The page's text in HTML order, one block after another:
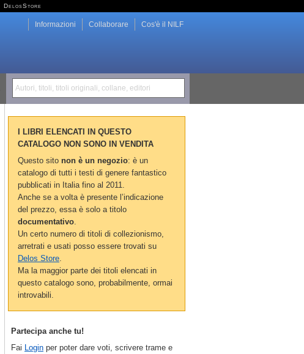
DelosStore
Autori, titoli, titoli originali, collane, editori
Cos'è il NILF
Collaborare
Informazioni
I LIBRI ELENCATI IN QUESTO
CATALOGO NON SONO IN VENDITA
Questo sito non è un negozio: è un
catalogo di tutti i testi di genere fantastico
pubblicati in Italia fino al 2011.
Anche se a volta è presente l’indicazione
del prezzo, essa è solo a titolo
documentativo
Un certo numero di titoli di collezionismo,
arretrati e usati posso essere trovati su
Delos Store
Ma la maggior parte dei titoli elencati in
questo catalogo sono, probabilmente, ormai
introvabili.
Partecipa anche tu!
Fai Login per poter dare voti, scrivere trame e